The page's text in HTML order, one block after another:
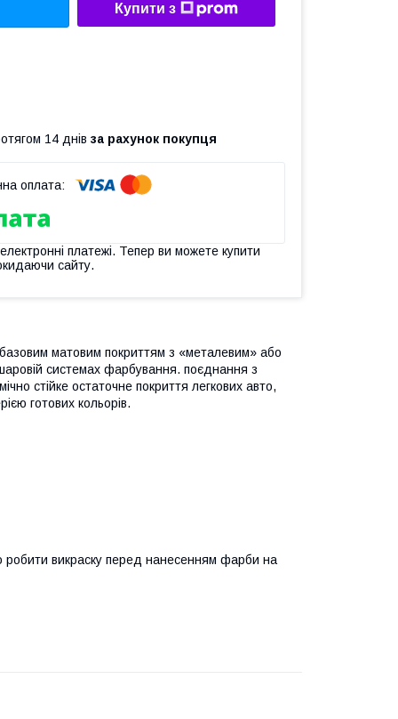
Купити з
14 днів за рахунок покупця
платежі. Тепер ви можете купити
сайту.
матовим покриттям з «металевим» або
системах фарбування. поєднання з
стійке остаточне покриття легкових авто,
готових кольорів.
робити викраску перед нанесенням фарби на